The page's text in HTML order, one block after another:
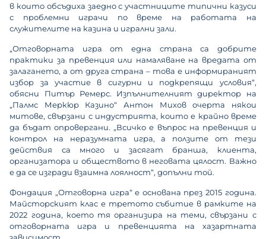
в които обсъдиха заедно с участниците типични казуси
с проблемни играчи по време на работата на
служителите на казина и игрални зали.
„Отговорната игра от една страна са добрите
практики за превенция или намаляване на вредата от
залагането, а от друга страна – това е информираният
избор за участие в сигурни и подкрепящи условия“,
обясни Питър Ремерс. Изпълнителният директор на
„Палмс Меркюр Казино“ Антон Михов очерта някои
митове, свързани с индустрията, които е крайно време
да бъдат опровергани. „Всичко е въпрос на превенция и
контрол на неразумната игра, а ползите от тези
действия са много и засягат бранша, клиента,
организатора и обществото в неговата цялост. Важно
е да се изгради взаимна лоялност“, допълни той.
Фондация „Отговорна игра“ е основана през 2015 година.
Майсторският клас е третото събитие в рамките на
2022 година, което тя организира на теми, свързани с
отговорната игра и превенцията на хазартната
зависимост.